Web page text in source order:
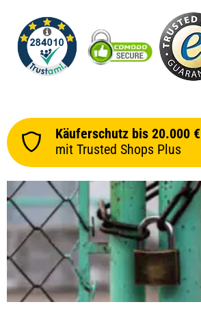
Käuferschutz bis 20.000 €
mit Trusted Shops Plus